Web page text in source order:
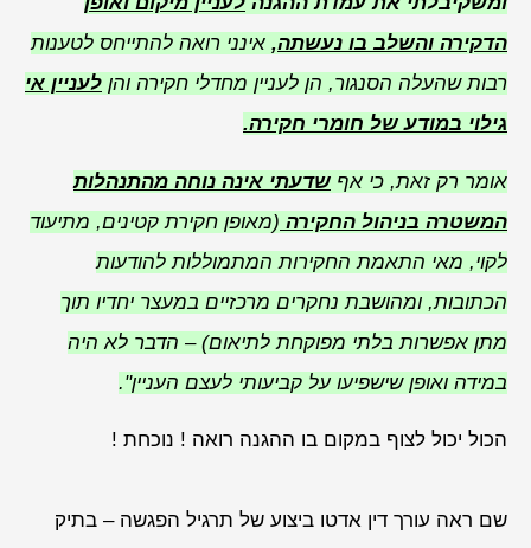
הדקירה והשלב בו נעשתה, אינני רואה להתייחס לטענות
רבות שהעלה הסנגור, הן לעניין מחדלי חקירה והן לעניין אי
גילוי במודע של חומרי חקירה.
אומר רק זאת, כי אף שדעתי אינה נוחה מהתנהלות
המשטרה בניהול החקירה (מאופן חקירת קטינים, מתיעוד
לקוי, מאי התאמת החקירות המתמוללות להודעות
הכתובות, ומהושבת נחקרים מרכזיים במעצר יחדיו תוך
מתן אפשרות בלתי מפוקחת לתיאום) – הדבר לא היה
במידה ואופן שישפיעו על קביעותי לעצם העניין".
הכול יכול לצוף במקום בו ההגנה רואה ! נוכחת !
שם ראה עורך דין אדטו ביצוע של תרגיל הפגשה – בתיק